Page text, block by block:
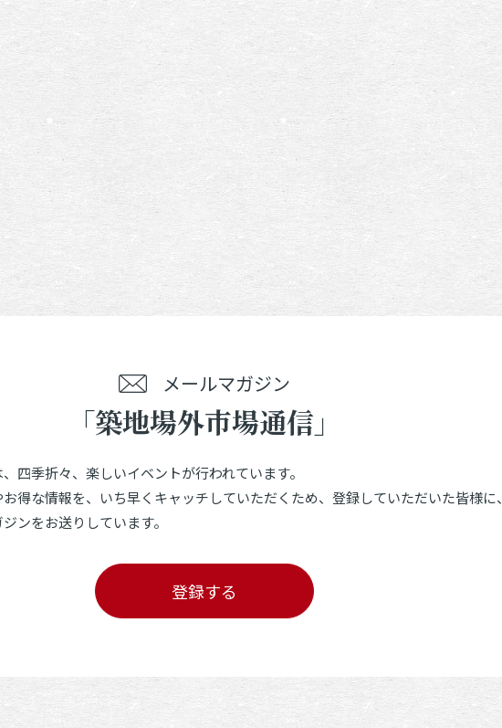
メールマガジン
「築地場外市場通信」
四季折々、楽しいイベントが行われています。
得な情報を、いち早くキャッチしていただくため、登録していただいた皆様に、
ンをお送りしています。
登録する